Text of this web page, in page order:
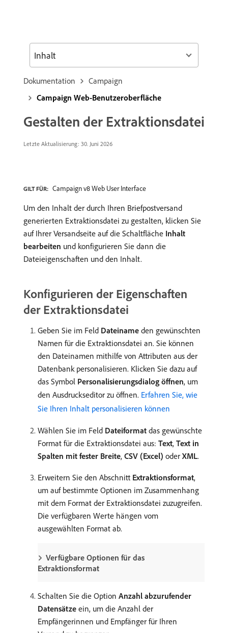
Dokumentation
Campaign
Campaign Web-Benutzeroberfläche
Gestalten der Extraktionsdatei
Letzte Aktualisierung: 30. Juni 2026
GILT FÜR: Campaign v8 Web User Interface
Um den Inhalt der durch Ihren Briefpostversand
generierten Extraktionsdatei zu gestalten, klicken Sie
auf Ihrer Versandseite auf die Schaltfläche Inhalt
bearbeiten und konfigurieren Sie dann die
Dateieigenschaften und den Inhalt.
Konfigurieren der Eigenschaften
der Extraktionsdatei
Geben Sie im Feld Dateiname den gewünschten
Namen für die Extraktionsdatei an. Sie können
den Dateinamen mithilfe von Attributen aus der
Datenbank personalisieren. Klicken Sie dazu auf
das Symbol Personalisierungsdialog öffnen, um
den Ausdruckseditor zu öffnen. Erfahren Sie, wie
Sie Ihren Inhalt personalisieren können
Wählen Sie im Feld Dateiformat das gewünschte
Format für die Extraktionsdatei aus: Text, Text in
Spalten mit fester Breite, CSV (Excel) oder XML.
Erweitern Sie den Abschnitt Extraktionsformat,
um auf bestimmte Optionen im Zusammenhang
mit dem Format der Extraktionsdatei zuzugreifen.
Die verfügbaren Werte hängen vom
ausgewählten Format ab.
Verfügbare Optionen für das
Extraktionsformat
Schalten Sie die Option Anzahl abzurufender
Datensätze ein, um die Anzahl der
Empfängerinnen und Empfänger für Ihren
Inhalt